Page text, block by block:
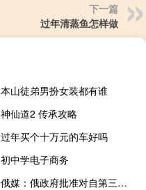
下一篇
过年清蒸鱼怎样做
本山徒弟男扮女装都有谁
神仙道2 传承攻略
过年买个十万元的车好吗
初中学电子商务
俄媒：俄政府批准对自第三国进入俄的乌克兰公民实施特殊入境程序